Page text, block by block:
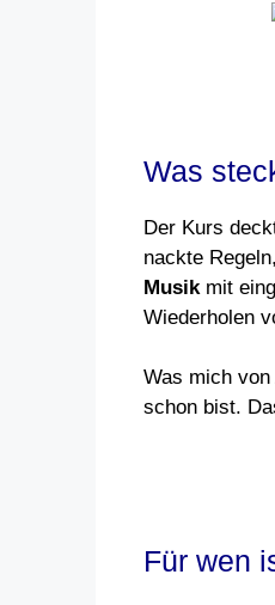
Was
Der Kurs
nackte
Musikmit
Wiederholen
Was mich
schon bist.
Für wen